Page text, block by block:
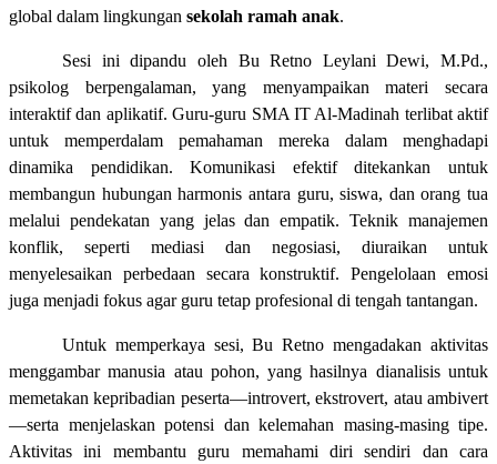
global dalam lingkungan sekolah ramah anak.
Sesi ini dipandu oleh Bu Retno Leylani Dewi, M.Pd.,
psikolog berpengalaman, yang menyampaikan materi secara
interaktif dan aplikatif. Guru-guru SMA IT Al-Madinah terlibat aktif
untuk memperdalam pemahaman mereka dalam menghadapi
dinamika pendidikan. Komunikasi efektif ditekankan untuk
membangun hubungan harmonis antara guru, siswa, dan orang tua
melalui pendekatan yang jelas dan empatik. Teknik manajemen
konflik, seperti mediasi dan negosiasi, diuraikan untuk
menyelesaikan perbedaan secara konstruktif. Pengelolaan emosi
juga menjadi fokus agar guru tetap profesional di tengah tantangan.
Untuk memperkaya sesi, Bu Retno mengadakan aktivitas
menggambar manusia atau pohon, yang hasilnya dianalisis untuk
memetakan kepribadian peserta—introvert, ekstrovert, atau ambivert
—serta menjelaskan potensi dan kelemahan masing-masing tipe.
Aktivitas ini membantu guru memahami diri sendiri dan cara